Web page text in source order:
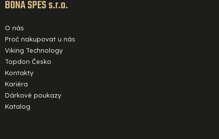
BONA SPES s.r.o.
O nás
Proč nakupovat u nás
Viking Technology
Topdon Česko
Kontakty
Kariéra
Dárkové poukazy
Katalog